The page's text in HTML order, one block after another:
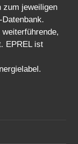
zum jeweiligen
EPREL ist